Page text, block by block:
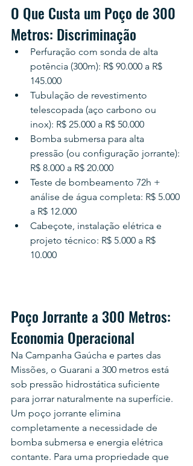
O Que Custa um Poço de 300
Metros: Discriminação
Perfuração com sonda de alta
potência (300m): R$ 90.000 a R$
145.000
Tubulação de revestimento
telescopada (aço carbono ou
inox): R$ 25.000 a R$ 50.000
Bomba submersa para alta
pressão (ou configuração jorrante):
R$ 8.000 a R$ 20.000
Teste de bombeamento 72h +
análise de água completa: R$ 5.000
a R$ 12.000
Cabeçote, instalação elétrica e
projeto técnico: R$ 5.000 a R$
10.000
Poço Jorrante a 300 Metros:
Economia Operacional
Na Campanha Gaúcha e partes das
Missões, o Guarani a 300 metros está
sob pressão hidrostática suficiente
para jorrar naturalmente na superfície.
Um poço jorrante elimina
completamente a necessidade de
bomba submersa e energia elétrica
contante. Para uma propriedade que